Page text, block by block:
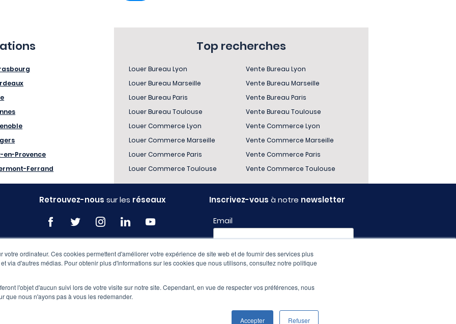
votre ordinateur. Ces cookies permettent d'améliorer votre expérience de site web et de fournir des services plus
via d'autres médias. Pour obtenir plus d'informations sur les cookies que nous utilisons, consultez notre politique
l'objet d'aucun suivi lors de votre visite sur notre site. Cependant, en vue de respecter vos préférences, nous
que nous n'ayons pas à vous les redemander.
Accepter Refuser
en-Provence
Ferrand
Top recherches
Louer Bureau Lyon
Louer Bureau Marseille
Louer Bureau Paris
Louer Bureau Toulouse
Louer Commerce Lyon
Louer Commerce Marseille
Louer Commerce Paris
Louer Commerce Toulouse
Vente Bureau Lyon
Vente Bureau Marseille
Vente Bureau Paris
Vente Bureau Toulouse
Vente Commerce Lyon
Vente Commerce Marseille
Vente Commerce Paris
Vente Commerce Toulouse
Retrouvez-nous sur les réseaux Inscrivez-vous à notre newsletter
Email
Profil